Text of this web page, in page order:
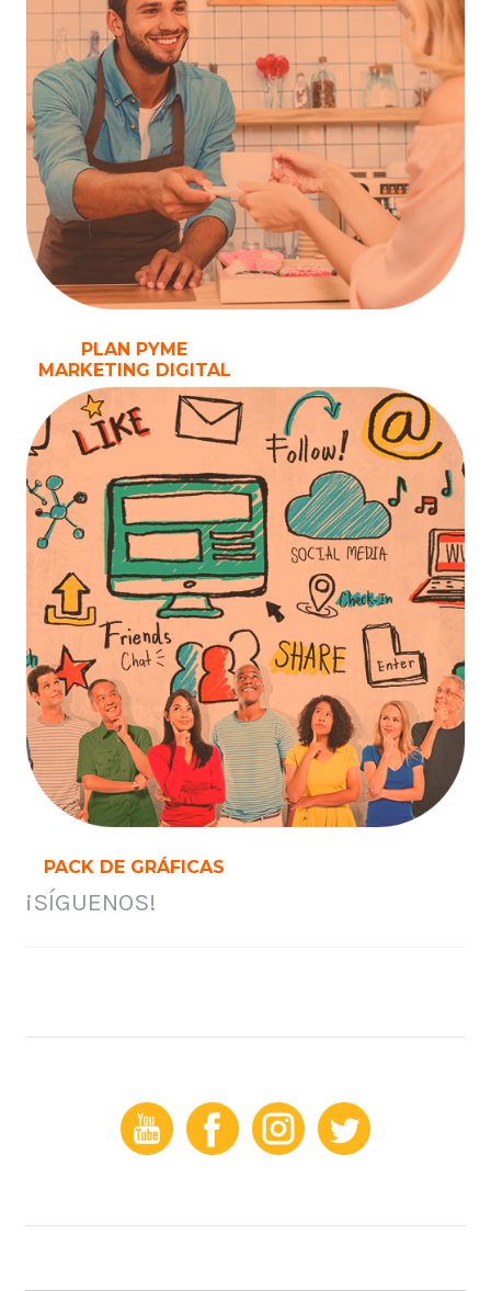
PLAN PYME
MARKETING DIGITAL
PACK DE GRÁFICAS
¡SÍGUENOS!